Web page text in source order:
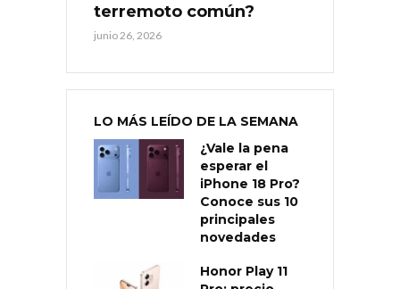
terremoto común?
junio 26, 2026
LO MÁS LEÍDO DE LA SEMANA
¿Vale la pena
esperar el
iPhone 18 Pro?
Conoce sus 10
principales
novedades
Honor Play 11